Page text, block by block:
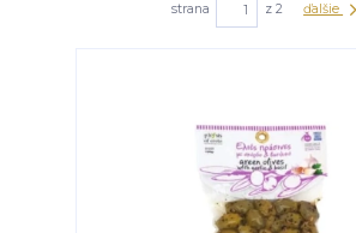
strana z 2 ďalšie